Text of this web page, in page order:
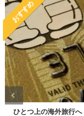
おすすめ
ひとつ上の海外旅行